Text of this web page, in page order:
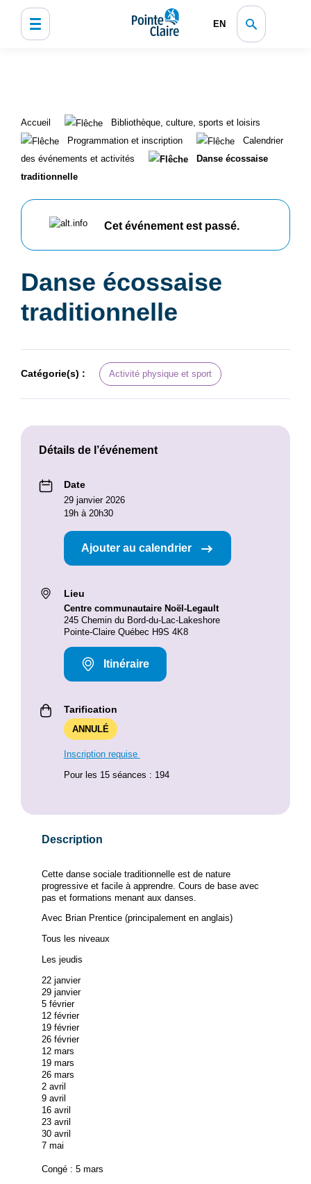
EN
Accueil
Bibliothèque, culture, sports et loisirs
Programmation et inscription
Calendrier
des événements et activités
Danse écossaise
traditionnelle
Cet événement est passé.
Danse écossaise
traditionnelle
Catégorie(s) : Activité physique et sport
Détails de l’événement
Date
29 janvier 2026
19h à 20h30
Ajouter au calendrier
Lieu
Centre communautaire Noël-Legault
245 Chemin du Bord-du-Lac-Lakeshore
Pointe-Claire Québec H9S 4K8
Itinéraire
Tarification
ANNULÉ
Inscription requise
Pour les 15 séances : 194
Description
Cette danse sociale traditionnelle est de nature
progressive et facile à apprendre. Cours de base avec
pas et formations menant aux danses.
Avec Brian Prentice (principalement en anglais)
Tous les niveaux
Les jeudis
22 janvier
29 janvier
5 février
12 février
19 février
26 février
12 mars
19 mars
26 mars
2 avril
9 avril
16 avril
23 avril
30 avril
7 mai
Congé : 5 mars